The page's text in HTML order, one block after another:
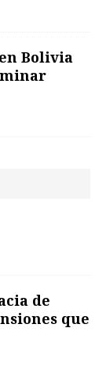
Bolivia
de
que